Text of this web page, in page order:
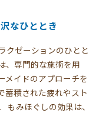
なひととき
クゼーションのひとと
、専門的な施術を用
メイドのアプローチを
蓄積された疲れやスト
もみほぐしの効果は、